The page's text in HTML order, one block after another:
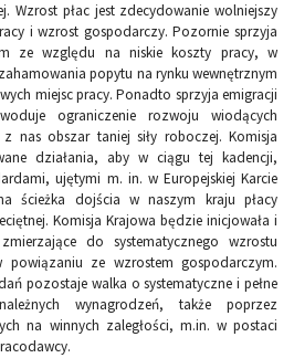
Wzrost płac jest zdecydowanie wolniejszy
i wzrost gospodarczy. Pozornie sprzyja
ze względu na niskie koszty pracy, w
popytu na rynku wewnętrznym
miejsc pracy. Ponadto sprzyja emigracji
ograniczenie rozwoju wiodących
nas obszar taniej siły roboczej. Komisja
działania, aby w ciągu tej kadencji,
ujętymi m. in. w Europejskiej Karcie
ścieżka dojścia w naszym kraju płacy
Komisja Krajowa będzie inicjowała i
do systematycznego wzrostu
powiązaniu ze wzrostem gospodarczym.
pozostaje walka o systematyczne i pełne
wynagrodzeń, także poprzez
na winnych zaległości, m.in. w postaci